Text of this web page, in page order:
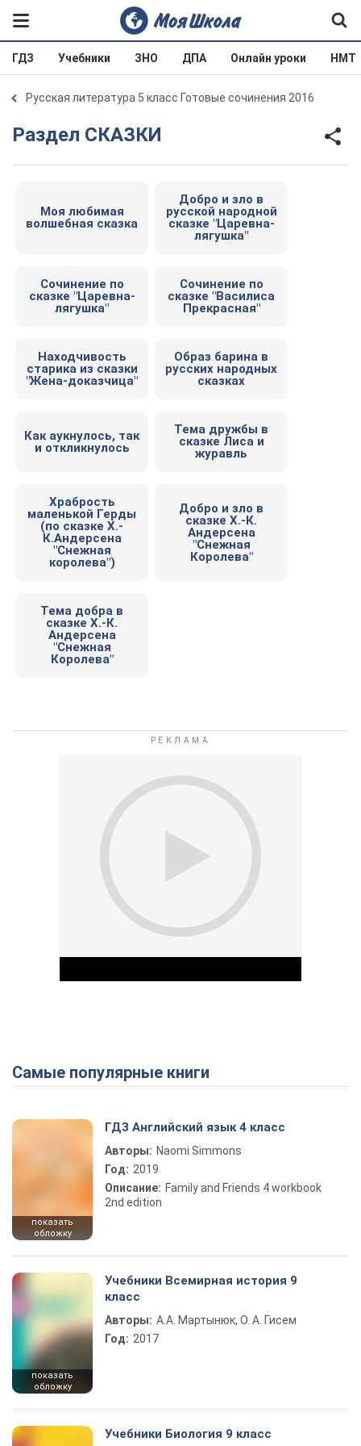
ГДЗ Учебники ЗНО ДПА Онлайн уроки НМТ
Русская литература 5 класс Готовые сочинения 2016
Раздел СКАЗКИ
Моя любимая
волшебная сказка
Добро и зло в
русской народной
сказке "Царевна-
лягушка"
Сочинение по
сказке "Царевна-
лягушка"
Сочинение по
сказке "Василиса
Прекрасная"
Находчивость
старика из сказки
"Жена-доказчица"
Образ барина в
русских народных
сказках
Как аукнулось, так
и откликнулось
Тема дружбы в
сказке Лиса и
журавль
Храбрость
маленькой Герды
(по сказке Х.-
К.Андерсена
"Снежная
королева")
Добро и зло в
сказке Х.-К.
Андерсена
"Снежная
Королева"
Тема добра в
сказке Х.-К.
Андерсена
"Снежная
Королева"
Play Video
Самые популярные книги
показать
обложку
ГДЗ Английский язык 4 класс
Авторы: Naomi Simmons
Год: 2019
Описание: Family and Friends 4 workbook
2nd edition
показать
обложку
Учебники Всемирная история 9
класс
Авторы: А.А. Мартынюк, О. А. Гисем
Год: 2017
Учебники Биология 9 класс